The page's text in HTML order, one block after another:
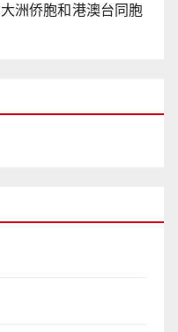
洲侨胞和港澳台同胞